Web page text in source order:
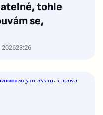
tohle
se,
202623:26